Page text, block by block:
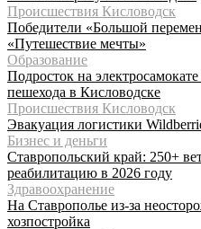
Происшествия Кисловодск
Победители «Большой
«Путешествие мечты»
Образование
Подросток на
пешехода в Кисловодске
Происшествия Кисловодск
Эвакуация логистики
Бизнес и деньги
Ставропольский край: 250+
реабилитацию в 2026 году
Здравоохранение
На Ставрополье из-за
хозпостройка